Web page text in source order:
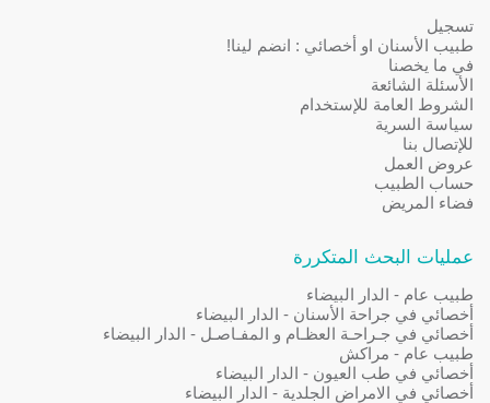
تسجيل
طبيب الأسنان او أخصائي : انضم لينا!
في ما يخصنا
الأسئلة الشائعة
الشروط العامة للإستخدام
سياسة السرية
للإتصال بنا
عروض العمل
حساب الطبيب
فضاء المريض
عمليات البحث المتكررة
طبيب عام - الدار البيضاء
أخصائي في جراحة الأسنان - الدار البيضاء
أخصائي في جـراحـة العظـام و المفـاصـل - الدار البيضاء
طبيب عام - مراكش
أخصائي في طب العيون - الدار البيضاء
أخصائي في الامراض الجلدية - الدار البيضاء